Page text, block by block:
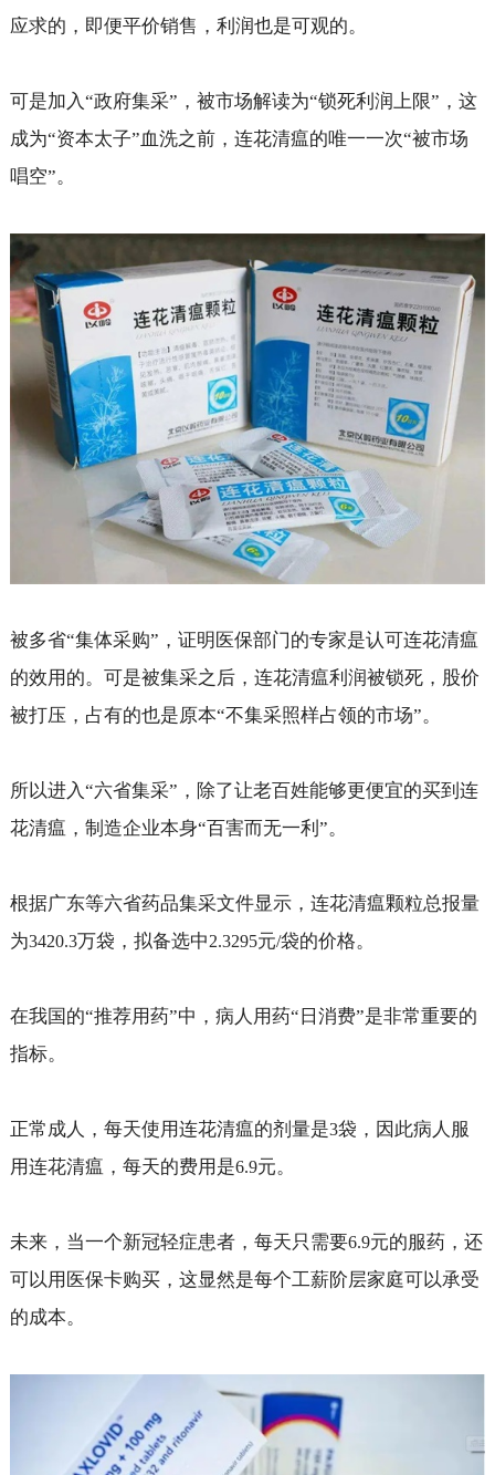
应求的，即便平价销售，利润也是可观的。
可是加入“政府集采”，被市场解读为“锁死利润上限”，这
成为“资本太子”血洗之前，连花清瘟的唯一一次“被市场
唱空”。
被多省“集体采购”，证明医保部门的专家是认可连花清瘟
的效用的。可是被集采之后，连花清瘟利润被锁死，股价
被打压，占有的也是原本“不集采照样占领的市场”。
所以进入“六省集采”，除了让老百姓能够更便宜的买到连
花清瘟，制造企业本身“百害而无一利”。
根据广东等六省药品集采文件显示，连花清瘟颗粒总报量
为3420.3万袋，拟备选中2.3295元/袋的价格。
在我国的“推荐用药”中，病人用药“日消费”是非常重要的
指标。
正常成人，每天使用连花清瘟的剂量是3袋，因此病人服
用连花清瘟，每天的费用是6.9元。
未来，当一个新冠轻症患者，每天只需要6.9元的服药，还
可以用医保卡购买，这显然是每个工薪阶层家庭可以承受
的成本。